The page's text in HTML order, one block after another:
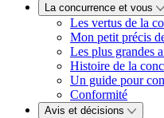
La concurrence et vous
Les vertus de la
Mon petit précis
Les plus grandes
Histoire de la
Un guide pour
Conformité
Avis et décisions